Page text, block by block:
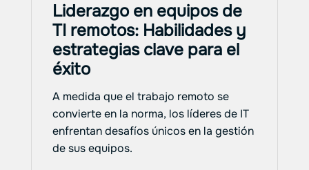
Liderazgo en equipos de
TI remotos: Habilidades y
estrategias clave para el
éxito
A medida que el trabajo remoto se
convierte en la norma, los líderes de IT
enfrentan desafíos únicos en la gestión
de sus equipos.